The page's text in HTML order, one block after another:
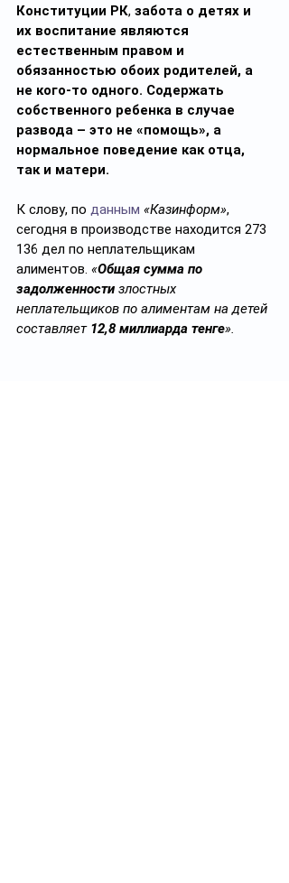
Конституции РК, забота о детях и
их воспитание являются
естественным правом и
обязанностью обоих родителей, а
не кого-то одного. Содержать
собственного ребенка в случае
развода – это не «помощь», а
нормальное поведение как отца,
так и матери.
К слову, по данным «Казинформ»,
сегодня в производстве находится 273
136 дел по неплательщикам
алиментов. «Общая сумма по
задолженности злостных
неплательщиков по алиментам на детей
составляет 12,8 миллиарда тенге».